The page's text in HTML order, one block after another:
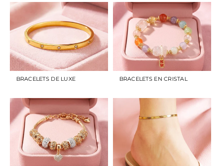
BRACELETS DE LUXE BRACELETS EN CRISTAL